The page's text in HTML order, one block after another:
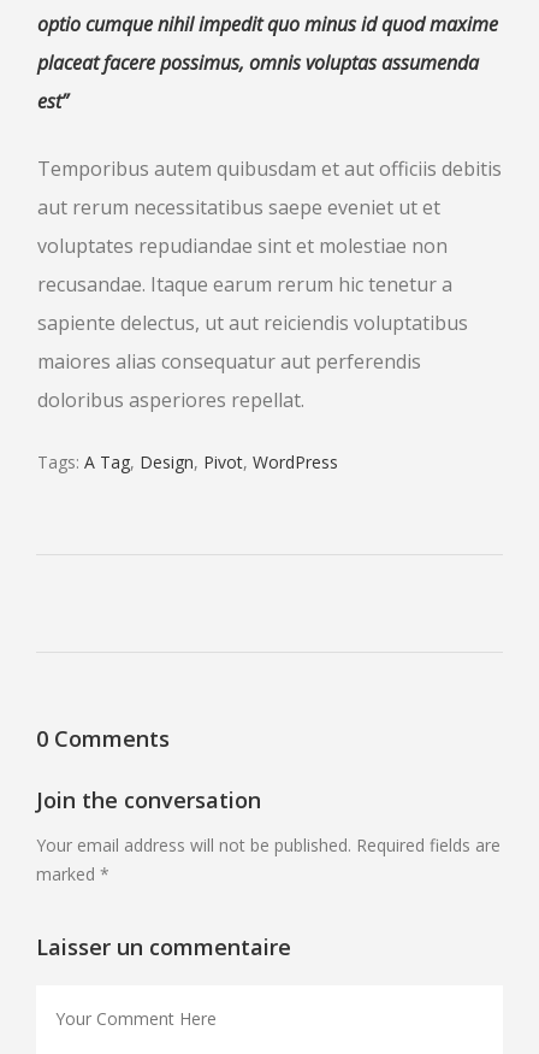
optio cumque nihil impedit quo minus id quod maxime
placeat facere possimus, omnis voluptas assumenda
est”
Temporibus autem quibusdam et aut officiis debitis
aut rerum necessitatibus saepe eveniet ut et
voluptates repudiandae sint et molestiae non
recusandae. Itaque earum rerum hic tenetur a
sapiente delectus, ut aut reiciendis voluptatibus
maiores alias consequatur aut perferendis
doloribus asperiores repellat.
Tags: A Tag, Design, Pivot, WordPress
0 Comments
Join the conversation
Your email address will not be published. Required fields are
marked *
Laisser un commentaire